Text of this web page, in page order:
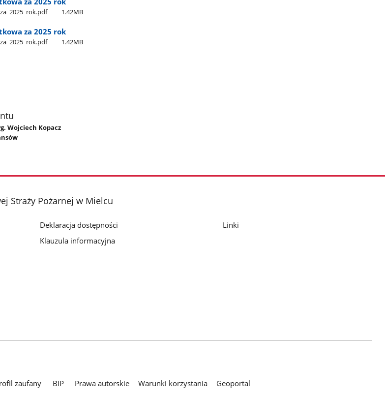
1.42MB
za 2025 rok
1.42MB
Wojciech Kopacz
Straży Pożarnej w Mielcu
Deklaracja dostępności
Klauzula informacyjna
Linki
zaufany BIP Prawa autorskie Warunki korzystania
Geoportal